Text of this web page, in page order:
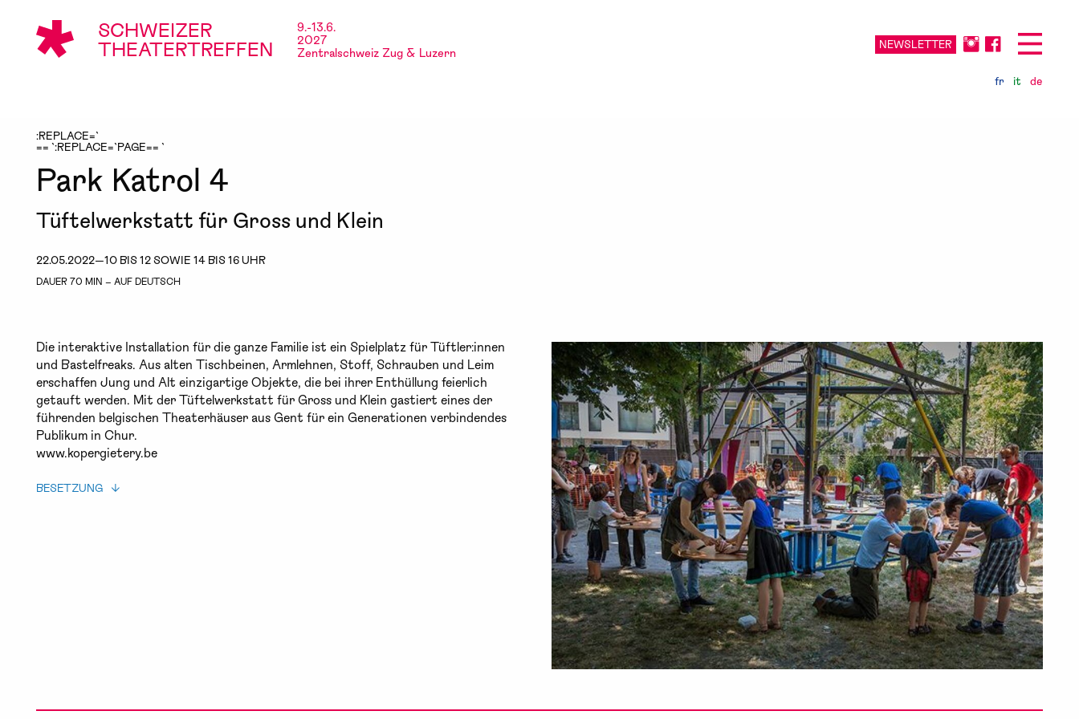
SCHWEIZER
THEATERTREFFEN
9.-13.6.
2027
Zentralschweiz Zug & Luzern
NEWSLETTER
fr it de
:REPLACE=`
== `:REPLACE=`PAGE== `
Park Katrol 4
Tüftelwerkstatt für Gross und Klein
22.05.2022—10 BIS 12 SOWIE 14 BIS 16 UHR
DAUER 70 MIN – AUF DEUTSCH
Die interaktive Installation für die ganze Familie ist ein Spielplatz für Tüftler:innen
und Bastelfreaks. Aus alten Tischbeinen, Armlehnen, Stoff, Schrauben und Leim
erschaffen Jung und Alt einzigartige Objekte, die bei ihrer Enthüllung feierlich
getauft werden. Mit der Tüftelwerkstatt für Gross und Klein gastiert eines der
führenden belgischen Theaterhäuser aus Gent für ein Generationen verbindendes
Publikum in Chur.
www.kopergietery.be
BESETZUNG